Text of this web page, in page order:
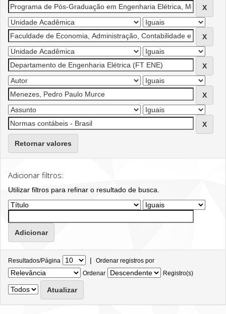
Retornar valores
Adicionar filtros:
Utilizar filtros para refinar o resultado de busca.
Resultados/Página | Ordenar registros por
Ordenar
Registro(s)